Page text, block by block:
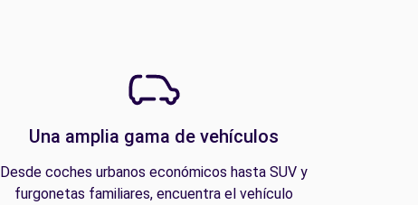
Una amplia gama de vehículos
Desde coches urbanos económicos hasta SUV y
furgonetas familiares, encuentra el vehículo